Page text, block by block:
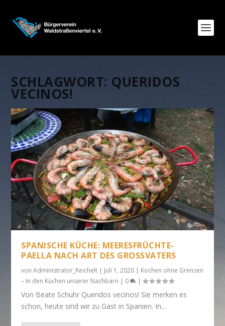
SCHLAGWORT: QUERIDOS
VECINOS!
SPANISCHE KÜCHE: MEERESFRÜCHTE-
PAELLA NACH ART DES GROSSVATERS
vonAdministrator_Reichelt | Juli 1, 2020 | Kochen ohne Grenzen
– In den Küchen unserer Nachbarn | 0 |
Von Beate Schuhr Queridos vecinos! Sie merken es
schon, heute sind wir zu Gast in Spanien. In...